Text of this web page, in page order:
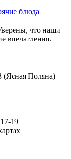
что наши
впечатления.
(Ясная Поляна)
19